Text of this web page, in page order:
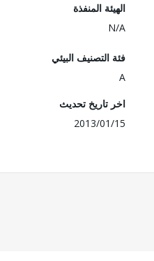
الهيئة المنفذة
N/A
فئة التصنيف البيئي
A
اخر تاريخ تحديث
2013/01/15